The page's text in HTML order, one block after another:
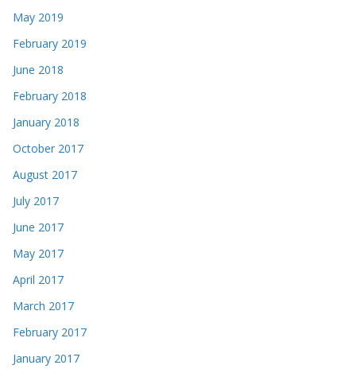
May 2019
February 2019
June 2018
February 2018
January 2018
October 2017
August 2017
July 2017
June 2017
May 2017
April 2017
March 2017
February 2017
January 2017